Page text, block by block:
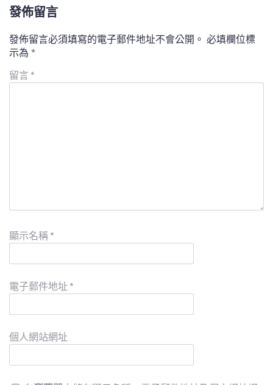
發佈留言
發佈留言必須填寫的電子郵件地址不會公開。 必填欄位標
示為 *
留言 *
顯示名稱 *
電子郵件地址 *
個人網站網址